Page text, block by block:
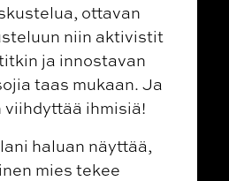
ottavan
niin aktivistit
ja innostavan
taas mukaan. Ja
ihmisiä!
haluan näyttää,
mies tekee